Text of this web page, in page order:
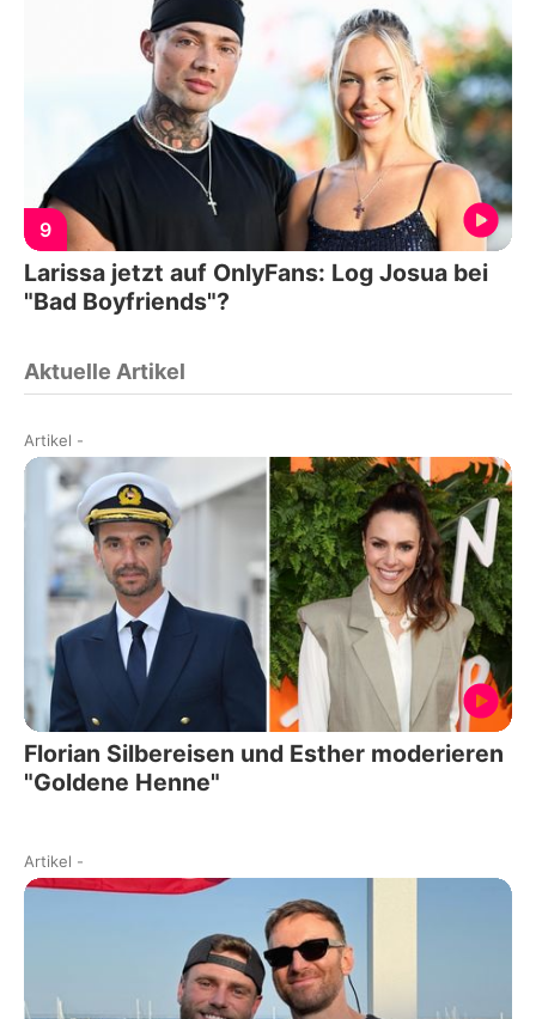
9
Larissa jetzt auf OnlyFans: Log Josua bei
"Bad Boyfriends"?
Aktuelle Artikel
Artikel -
Florian Silbereisen und Esther moderieren
"Goldene Henne"
Artikel -